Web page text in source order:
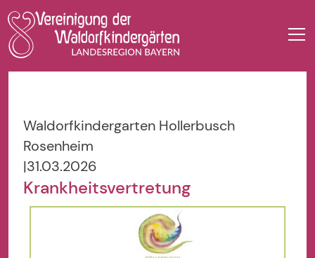
Waldorfkindergarten Hollerbusch
Rosenheim
|31.03.2026
Krankheitsvertretung